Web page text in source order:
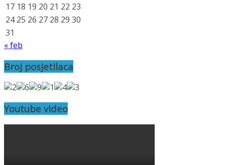
17 18 19 20 21 22 23
24 25 26 27 28 29 30
31
« feb
Broj posjetilaca
Youtube video